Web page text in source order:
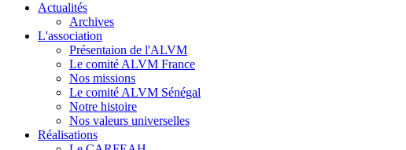
Actualités
Archives
L'association
Présentaion de l'ALVM
Le comité ALVM France
Nos missions
Le comité ALVM Sénégal
Notre histoire
Nos valeurs universelles
Réalisations